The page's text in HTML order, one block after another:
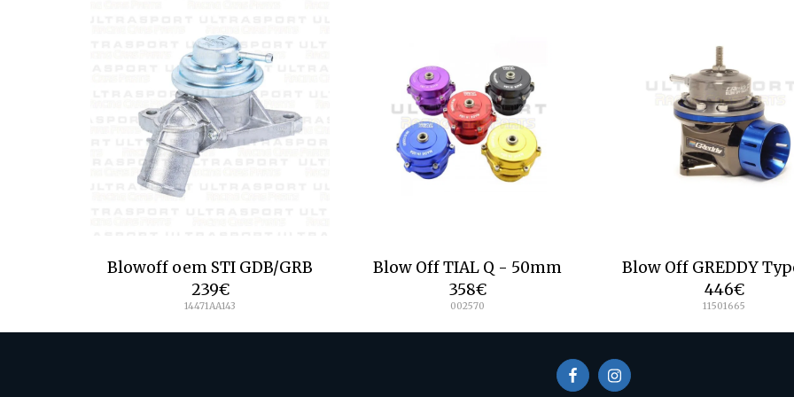
Blowoff oem STI GDB/GRB
239€
14471AA143
Blow Off TIAL Q - 50mm
358€
002570
Blow Off GREDDY
446€
11501665